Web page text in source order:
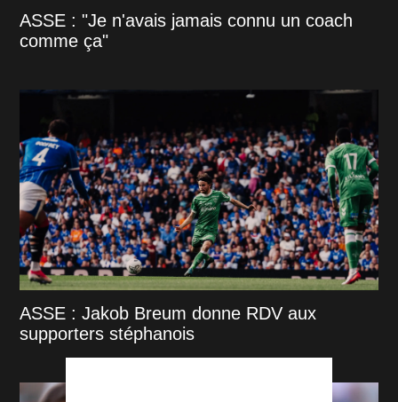
ASSE : "Je n'avais jamais connu un coach
comme ça"
ASSE : Jakob Breum donne RDV aux
supporters stéphanois